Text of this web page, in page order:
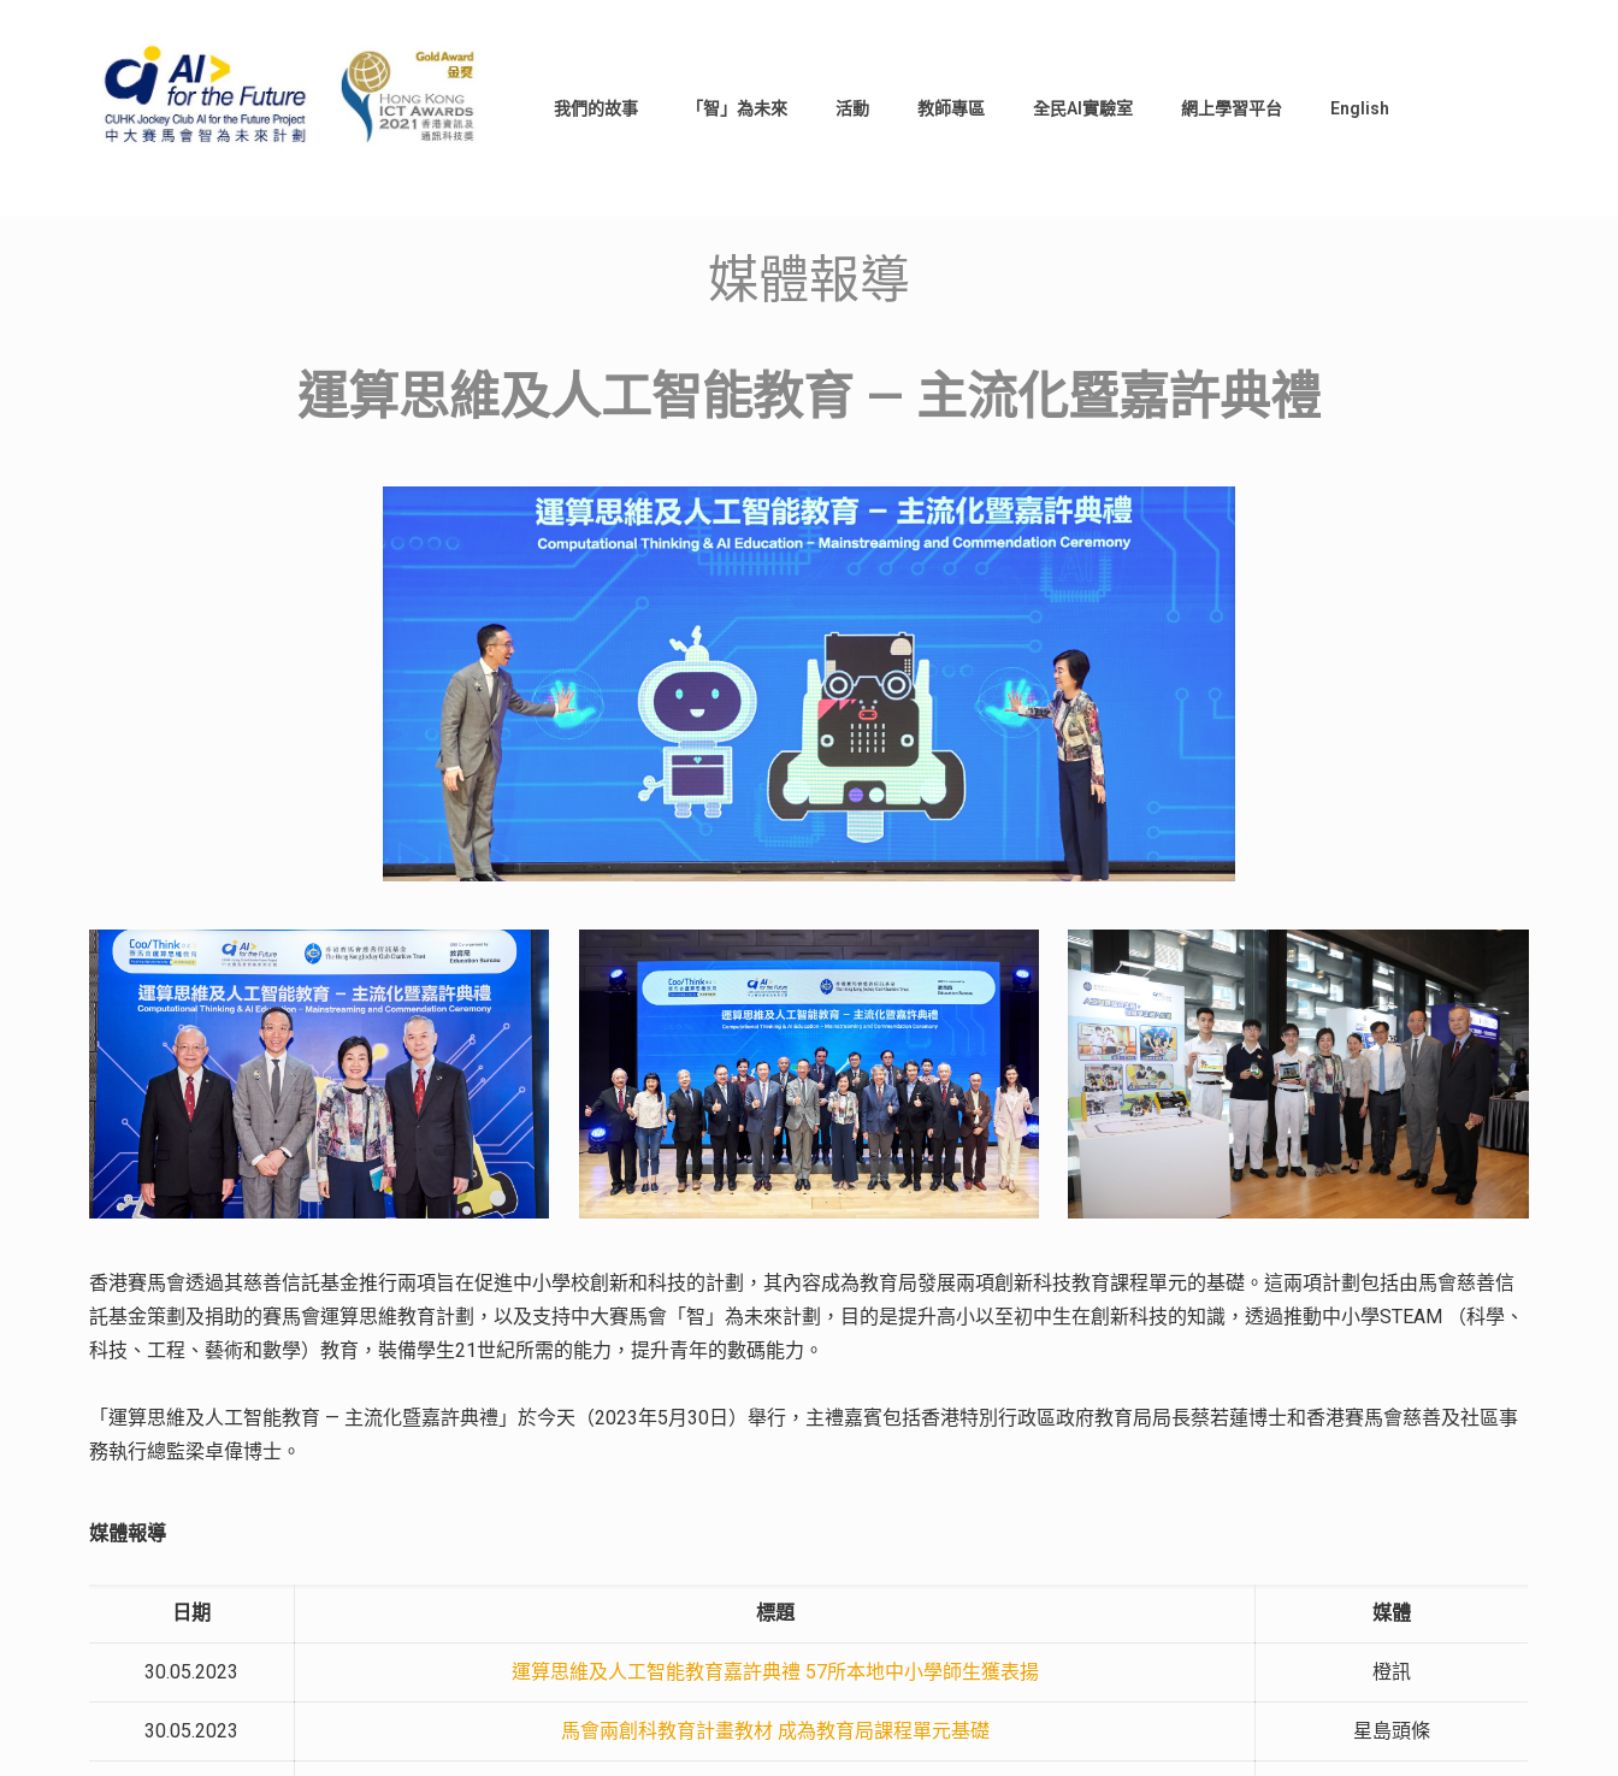
我們的故事 「智」為未來 活動 教師專區 全民AI實驗室 網上學習平台 English
媒體報導
運算思維及人工智能教育 — 主流化暨嘉許典禮
香港賽馬會透過其慈善信託基金推行兩項旨在促進中小學校創新和科技的計劃，其內容成為教育局發展兩項創新科技教育課程單元的基礎。這兩項計劃包括由馬會慈善信
託基金策劃及捐助的賽馬會運算思維教育計劃，以及支持中大賽馬會「智」為未來計劃，目的是提升高小以至初中生在創新科技的知識，透過推動中小學STEAM （科學、
科技、工程、藝術和數學）教育，裝備學生21世紀所需的能力，提升青年的數碼能力。
「運算思維及人工智能教育 — 主流化暨嘉許典禮」於今天（2023年5月30日）舉行，主禮嘉賓包括香港特別行政區政府教育局局長蔡若蓮博士和香港賽馬會慈善及社區事
務執行總監梁卓偉博士。
媒體報導
日期 標題 媒體
30.05.2023 運算思維及人工智能教育嘉許典禮 57所本地中小學師生獲表揚 橙訊
30.05.2023 馬會兩創科教育計畫教材 成為教育局課程單元基礎 星島頭條